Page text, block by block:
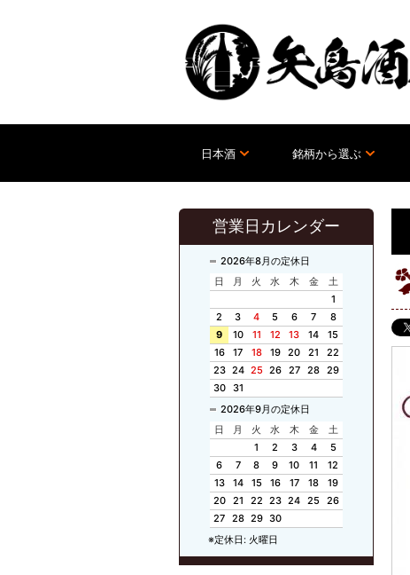
日本酒 銘柄から選ぶ
営業日カレンダー
2026年8月の定休日
日
月 火 水 木 金
土
1
2
3 4 5 6 7
8
9
10 11 12 13 14
15
16
17 18 19 20 21
22
23 24 25 26 27 28 29
30
31
2026年9月の定休日
日
月 火 水 木 金
土
1
2 3 4
5
6
7 8 9 10 11
12
13
14 15 16 17 18
19
20
21 22 23 24 25 26
27 28 29 30
※定休日: 火曜日